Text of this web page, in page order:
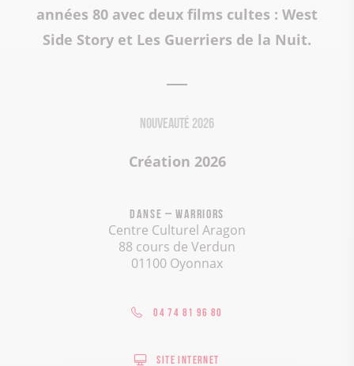
années 80 avec deux films cultes : West
Side Story et Les Guerriers de la Nuit.
Nouveauté 2026
Création 2026
Danse – Warriors
Centre Culturel Aragon
88 cours de Verdun
01100 Oyonnax
04 74 81 96 80
Site internet